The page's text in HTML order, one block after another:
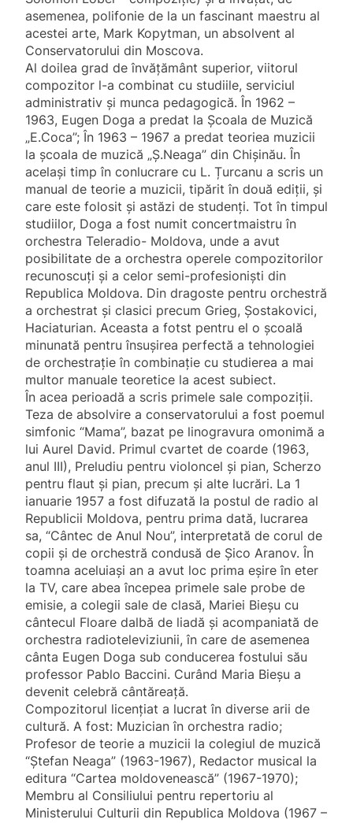
asemenea, polifonie de la un fascinant maestru al
acestei arte, Mark Kopytman, un absolvent al
Conservatorului din Moscova.
Al doilea grad de învățământ superior, viitorul
compozitor l-a combinat cu studiile, serviciul
administrativ și munca pedagogică. În 1962 –
1963, Eugen Doga a predat la Școala de Muzică
„E.Coca”; În 1963 – 1967 a predat teoriea muzicii
la școala de muzică „Ş.Neaga” din Chișinău. În
același timp în conlucrare cu L. Țurcanu a scris un
manual de teorie a muzicii, tipărit în două ediții, şi
care este folosit și astăzi de studenți. Tot în timpul
studiilor, Doga a fost numit concertmaistru în
orchestra Teleradio- Moldova, unde a avut
posibilitate de a orchestra operele compozitorilor
recunoscuți și a celor semi-profesioniști din
Republica Moldova. Din dragoste pentru orchestră
a orchestrat și clasici precum Grieg, Șostakovici,
Haciaturian. Aceasta a fotst pentru el o şcoală
minunată pentru însuşirea perfectă a tehnologiei
de orchestraţie în combinaţie cu studierea a mai
multor manuale teoretice la acest subiect.
În acea perioadă a scris primele sale compoziţii.
Teza de absolvire a conservatorului a fost poemul
simfonic “Mama”, bazat pe linogravura omonimă a
lui Aurel David. Primul cvartet de coarde (1963,
anul III), Preludiu pentru violoncel și pian, Scherzo
pentru flaut și pian, precum și alte lucrări. La 1
ianuarie 1957 a fost difuzată la postul de radio al
Republicii Moldova, pentru prima dată, lucrarea
sa, “Cântec de Anul Nou”, interpretată de corul de
copii și de orchestră condusă de Șico Aranov. În
toamna aceluiași an a avut loc prima eşire în eter
la TV, care abea începea primele sale probe de
emisie, a colegii sale de clasă, Mariei Bieșu cu
cântecul Floare dalbă de liadă şi acompaniată de
orchestra radioteleviziunii, în care de asemenea
cânta Eugen Doga sub conducerea fostului său
professor Pablo Baccini. Curând Maria Bieșu a
devenit celebră cântăreaţă.
Compozitorul licenţiat a lucrat în diverse arii de
cultură. A fost: Muzician în orchestra radio;
Profesor de teorie a muzicii la colegiul de muzică
“Ştefan Neaga” (1963-1967), Redactor musical la
editura “Cartea moldovenească” (1967-1970);
Membru al Consiliului pentru repertoriu al
Ministerului Culturii din Republica Moldova (1967 –